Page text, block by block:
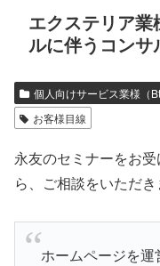
エクステリア
ルに伴うコンサ
個人向けサービス業様（
お客様目線
永友のセミナーをお
ら、ご相談をいただき
ホームページを運